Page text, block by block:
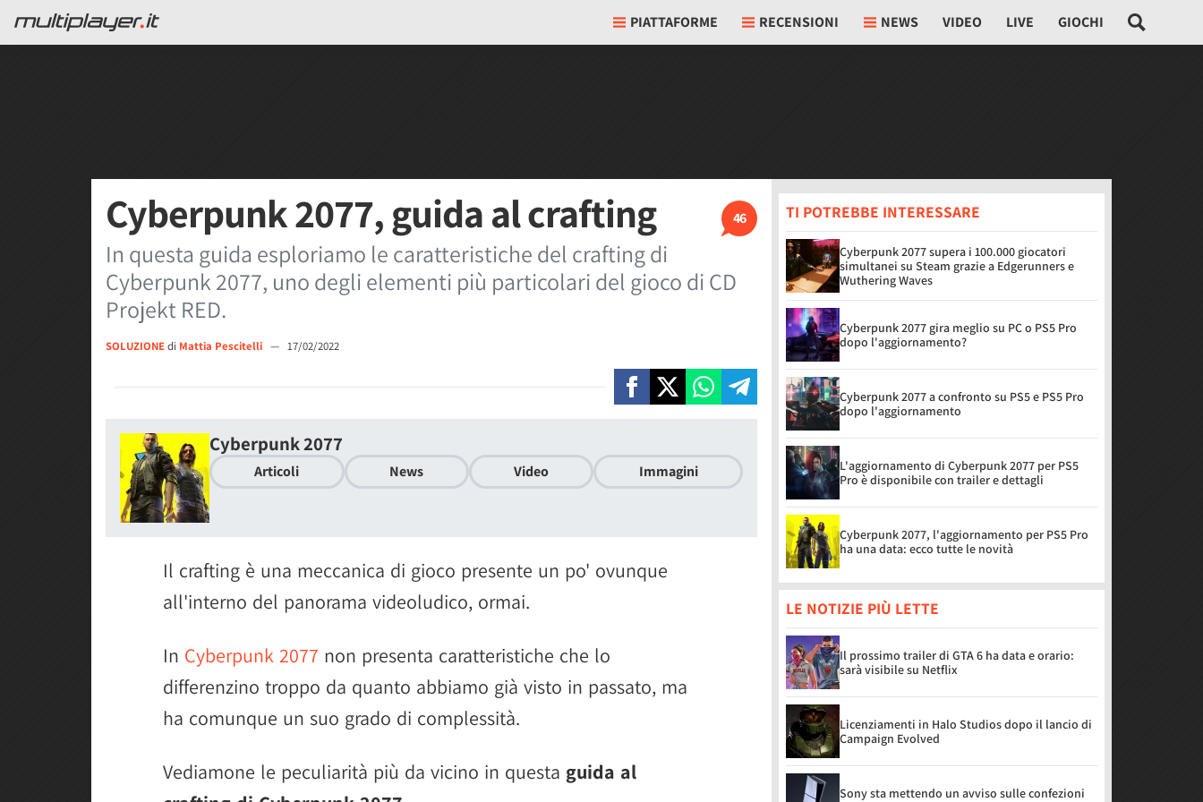
PIATTAFORME RECENSIONI NEWS VIDEO LIVE GIOCHI
46
Cyberpunk 2077, guida al crafting
In questa guida esploriamo le caratteristiche del crafting di
Cyberpunk 2077, uno degli elementi più particolari del gioco di CD
Projekt RED.
SOLUZIONEdi Mattia Pescitelli — 17/02/2022
Cyberpunk 2077
Articoli News Video Immagini
Il crafting è una meccanica di gioco presente un po' ovunque
all'interno del panorama videoludico, ormai.
In Cyberpunk 2077 non presenta caratteristiche che lo
differenzino troppo da quanto abbiamo già visto in passato, ma
ha comunque un suo grado di complessità.
Vediamone le peculiarità più da vicino in questa guida al
TI POTREBBE INTERESSARE
Cyberpunk 2077 supera i 100.000 giocatori
simultanei su Steam grazie a Edgerunners e
Wuthering Waves
Cyberpunk 2077 gira meglio su PC o PS5 Pro
dopo l'aggiornamento?
Cyberpunk 2077 a confronto su PS5 e PS5 Pro
dopo l'aggiornamento
L'aggiornamento di Cyberpunk 2077 per PS5
Pro è disponibile con trailer e dettagli
Cyberpunk 2077, l'aggiornamento per PS5 Pro
ha una data: ecco tutte le novità
LE NOTIZIE PIÙ LETTE
Il prossimo trailer di GTA 6 ha data e orario:
sarà visibile su Netflix
Licenziamenti in Halo Studios dopo il lancio di
Campaign Evolved
Sony sta mettendo un avviso sulle confezioni